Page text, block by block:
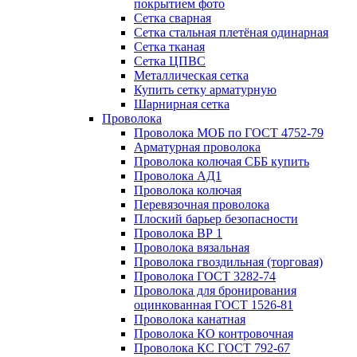
покрытием фото
Сетка сварная
Сетка стальная плетёная одинарная
Сетка тканая
Сетка ЦПВС
Металлическая сетка
Купить сетку арматурную
Шарнирная сетка
Проволока
Проволока МОБ по ГОСТ 4752-79
Арматурная проволока
Проволока колючая СББ купить
Проволока АД1
Проволока колючая
Перевязочная проволока
Плоский барьер безопасности
Проволока ВР 1
Проволока вязальная
Проволока гвоздильная (торговая)
Проволока ГОСТ 3282-74
Проволока для бронирования
оцинкованная ГОСТ 1526-81
Проволока канатная
Проволока КО контровочная
Проволока КС ГОСТ 792-67